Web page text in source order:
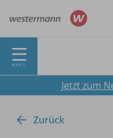
MENÜ
Jetzt zum
Zurück